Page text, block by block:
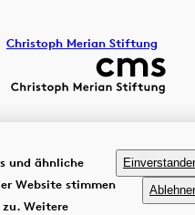
Christoph Merian Stiftung
und ähnliche
Website stimmen
zu. Weitere